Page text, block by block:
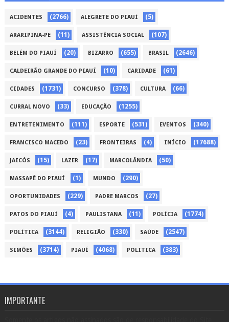
ACIDENTES (2766) ALEGRETE DO PIAUÍ (5)
ARARIPINA-PE (11) ASSISTÊNCIA SOCIAL (107)
BELÉM DO PIAUÍ (20) BIZARRO (655) BRASIL (2646)
CALDEIRÃO GRANDE DO PIAUÍ (10) CARIDADE (61)
CIDADES (1731) CONCURSO (378) CULTURA (66)
CURRAL NOVO (33) EDUCAÇÃO (1255)
ENTRETENIMENTO (111) ESPORTE (531) EVENTOS (340)
FRANCISCO MACEDO (23) FRONTEIRAS (4) INÍCIO (17688)
JAICÓS (15) LAZER (17) MARCOLÂNDIA (50)
MASSAPÊ DO PIAUÍ (1) MUNDO (290)
OPORTUNIDADES (229) PADRE MARCOS (27)
PATOS DO PIAUÍ (4) PAULISTANA (11) POLÍCIA (1774)
POLÍTICA (3144) RELIGIÃO (330) SAÚDE (2547)
SIMÕES (3714) PIAUÍ (4068) POLITICA (383)
IMPORTANTE